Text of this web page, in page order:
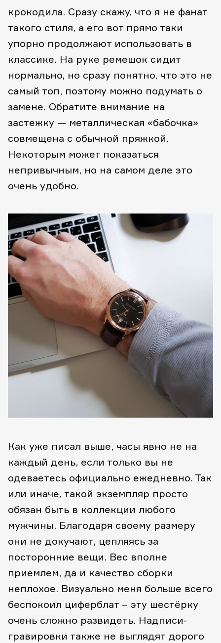
крокодила. Сразу скажу, что я не фанат
такого стиля, а его вот прямо таки
упорно продолжают использовать в
классике. На руке ремешок сидит
нормально, но сразу понятно, что это не
самый топ, поэтому можно подумать о
замене. Обратите внимание на
застежку — металлическая «бабочка»
совмещена с обычной пряжкой.
Некоторым может показаться
непривычным, но на самом деле это
очень удобно.
Как уже писал выше, часы явно не на
каждый день, если только вы не
одеваетесь официально ежедневно. Так
или иначе, такой экземпляр просто
обязан быть в коллекции любого
мужчины. Благодаря своему размеру
они не докучают, цепляясь за
посторонние вещи. Вес вполне
приемлем, да и качество сборки
неплохое. Визуально меня больше всего
беспокоил циферблат – эту шестёрку
очень сложно развидеть. Надписи-
гравировки также не выглядят дорого